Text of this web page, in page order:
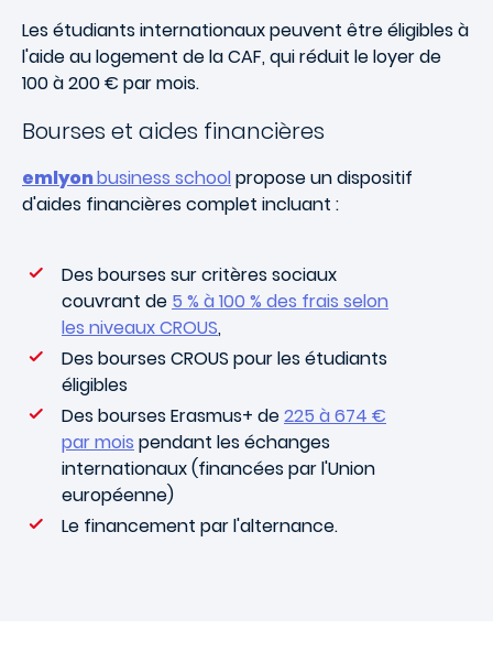
Les étudiants internationaux peuvent être éligibles à
l'aide au logement de la CAF, qui réduit le loyer de
100 à 200 € par mois.
Bourses et aides financières
emlyonbusiness school propose un dispositif
d'aides financières complet incluant :
Des bourses sur critères sociaux
couvrant de 5 % à 100 % des frais selon
les niveaux CROUS,
Des bourses CROUS pour les étudiants
éligibles
Des bourses Erasmus+ de225 à 674 €
par mois pendant les échanges
internationaux (financées par l'Union
européenne)
Le financement par l'alternance.